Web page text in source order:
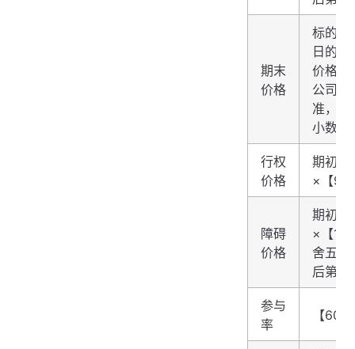
期末
价格
标的资
日的收
价格以
公司公
准，四
小数点
行权
价格
期初价
×【
障碍
价格
期初价
×【
舍五入
后第二
参与
率
【